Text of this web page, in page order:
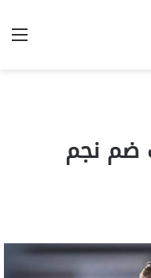
ضم نجم